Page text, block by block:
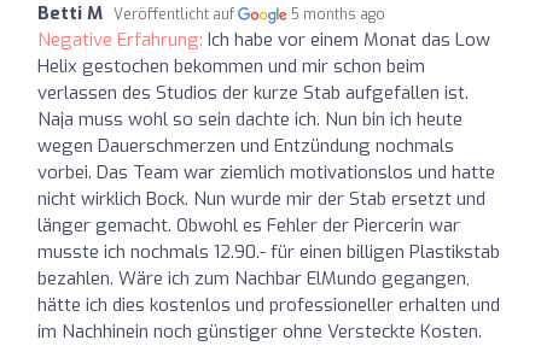
Betti M Veröffentlicht auf 5 months ago
Negative Erfahrung: Ich habe vor einem Monat das Low
Helix gestochen bekommen und mir schon beim
verlassen des Studios der kurze Stab aufgefallen ist.
Naja muss wohl so sein dachte ich. Nun bin ich heute
wegen Dauerschmerzen und Entzündung nochmals
vorbei. Das Team war ziemlich motivationslos und hatte
nicht wirklich Bock. Nun wurde mir der Stab ersetzt und
länger gemacht. Obwohl es Fehler der Piercerin war
musste ich nochmals 12.90.- für einen billigen Plastikstab
bezahlen. Wäre ich zum Nachbar ElMundo gegangen,
hätte ich dies kostenlos und professioneller erhalten und
im Nachhinein noch günstiger ohne Versteckte Kosten.